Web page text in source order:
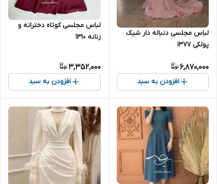
لباس مجلسی دنباله دار شیک
پولکی ۱۳۷۷
6,870,000
افزودن به سبد
لباس مجلسی کوتاه دخترانه و
زنانه ۱۳۱۰
3,352,000
افزودن به سبد